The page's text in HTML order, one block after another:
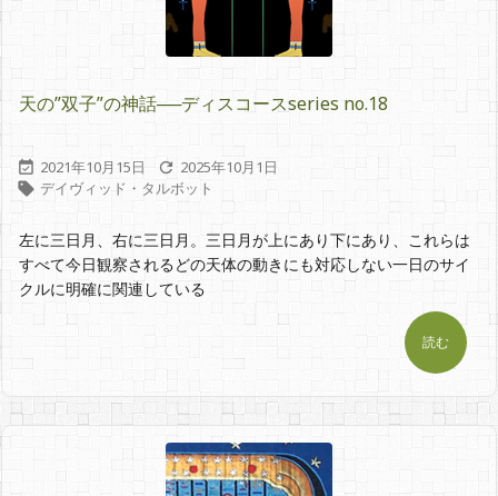
天の”双子”の神話──ディスコースseries no.18
 2021年10月15日  2025年10月1日
 デイヴィッド・タルボット
左に三日月、右に三日月。三日月が上にあり下にあり、これらは
すべて今日観察されるどの天体の動きにも対応しない一日のサイ
クルに明確に関連している
読む